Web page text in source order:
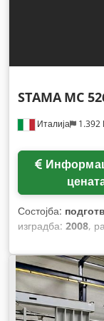
Италија 1.392
STAMA MC
Состојба:
изградба: 2008,
Z-оска:360 мм,
модел на
вретеното:
вретено:21.000